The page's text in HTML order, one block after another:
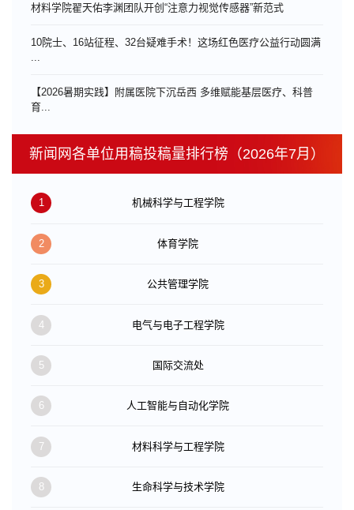
材料学院翟天佑李渊团队开创“注意力视觉传感器”新范式
10院士、16站征程、32台疑难手术！这场红色医疗公益行动圆满
【2026暑期实践】附属医院下沉岳西 多维赋能基层医疗、科普
育...
新闻网各单位用稿投稿量排行榜（2026年7月）
1 机械科学与工程学院
2 体育学院
3 公共管理学院
4 电气与电子工程学院
5 国际交流处
6 人工智能与自动化学院
7 材料科学与工程学院
8 生命科学与技术学院